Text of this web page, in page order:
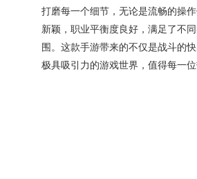
打磨每一个细节，无论是流畅的操
新颖，职业平衡度良好，满足了不
围。这款手游带来的不仅是战斗的
极具吸引力的游戏世界，值得每一